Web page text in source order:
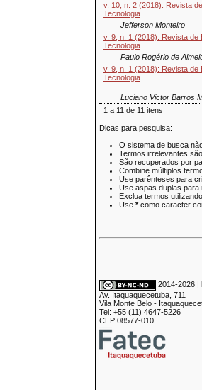
v. 10, n. 2 (2018): Revista
Tecnologia
Jefferson Monteiro
v. 9, n. 1 (2018): Revista
Tecnologia
Paulo Rogério de
v. 9, n. 1 (2018): Revista
Tecnologia
Luciano Victor Barros
1 a 11 de 11 itens
Dicas para pesquisa:
O sistema de busca
Termos irrelevantes
São recuperados por
Combine múltiplos
Use parênteses para
Use aspas duplas
Exclua termos
Use*como caracter
2014-2026 |
Av. Itaquaquecetuba, 711
Vila Monte Belo -
Tel: +55 (11) 4647-5226
CEP 08577-010